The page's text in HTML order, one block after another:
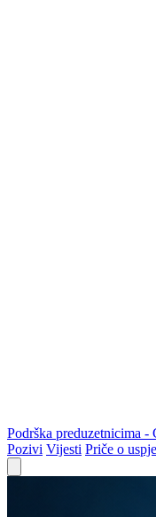
Podrška preduzetnicima
Pozivi Vijesti Priče o